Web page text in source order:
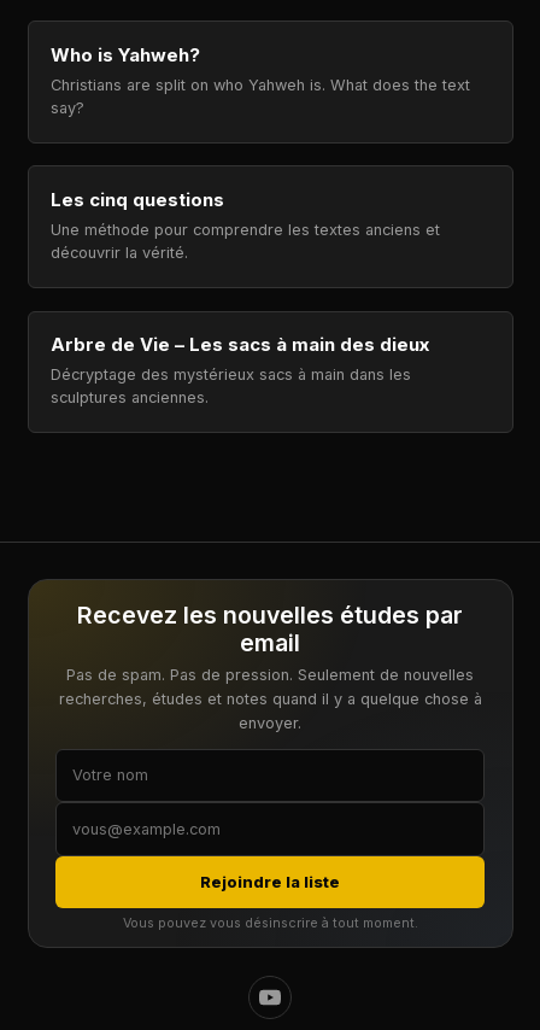
Who is Yahweh?
Christians are split on who Yahweh is. What does the text
say?
Les cinq questions
Une méthode pour comprendre les textes anciens et
découvrir la vérité.
Arbre de Vie – Les sacs à main des dieux
Décryptage des mystérieux sacs à main dans les
sculptures anciennes.
Recevez les nouvelles études par
email
Pas de spam. Pas de pression. Seulement de nouvelles
recherches, études et notes quand il y a quelque chose à
envoyer.
Rejoindre la liste
Vous pouvez vous désinscrire à tout moment.